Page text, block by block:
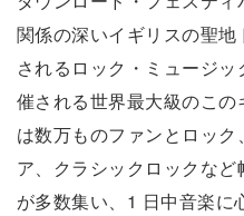
関係の深いイギリスの聖
されるロック・ミュージ
催される世界最大級のこ
は数万ものファンとロッ
ア、クラシックロックな
が多数集い、1 日中音楽に